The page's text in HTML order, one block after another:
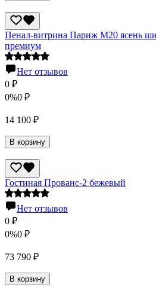
Пенал-витрина Париж М20 ясень
премиум
Нет отзывов
0 ₽
0%0 ₽
14 100 ₽
В корзину
Гостиная Прованс-2 бежевый
Нет отзывов
0 ₽
0%0 ₽
73 790 ₽
В корзину